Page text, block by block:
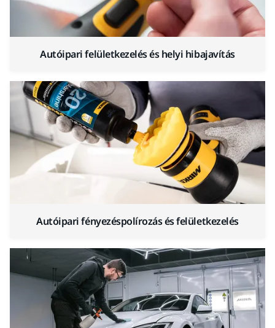
Autóipari felületkezelés és helyi hibajavítás
Autóipari fényezéspolírozás és felületkezelés